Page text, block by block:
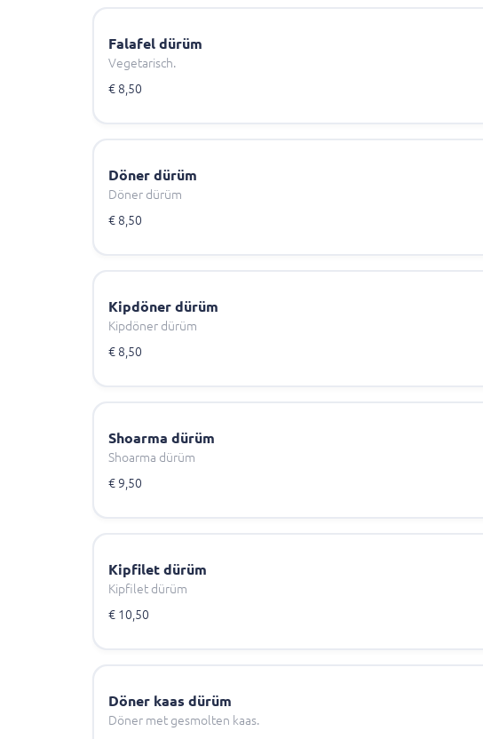
Falafel dürüm
Vegetarisch.
€ 8,50
Döner dürüm
Döner dürüm
€ 8,50
Kipdöner dürüm
Kipdöner dürüm
€ 8,50
Shoarma dürüm
Shoarma dürüm
€ 9,50
Kipfilet dürüm
Kipfilet dürüm
€ 10,50
Döner kaas dürüm
Döner met gesmolten kaas.